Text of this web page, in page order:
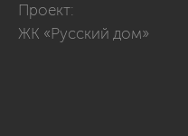
Проект:
ЖК «Русский дом»